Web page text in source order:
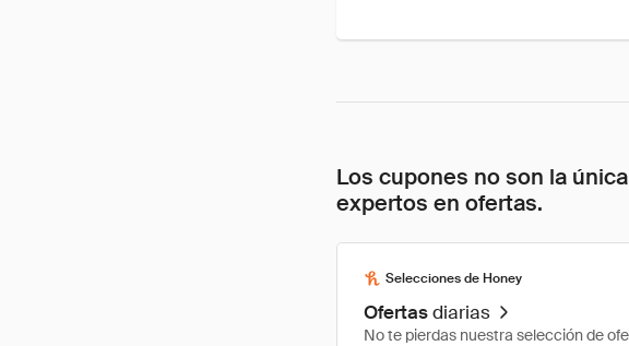
Los cupones no son la
expertos en ofertas.
Selecciones de Honey
Ofertasdiarias
No te pierdas nuestra selección de